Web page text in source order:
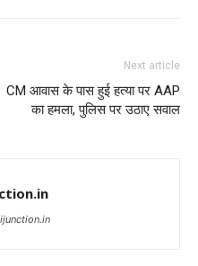
Next article
CM आवास के पास हुई हत्या पर AAP
का हमला, पुलिस पर उठाए सवाल